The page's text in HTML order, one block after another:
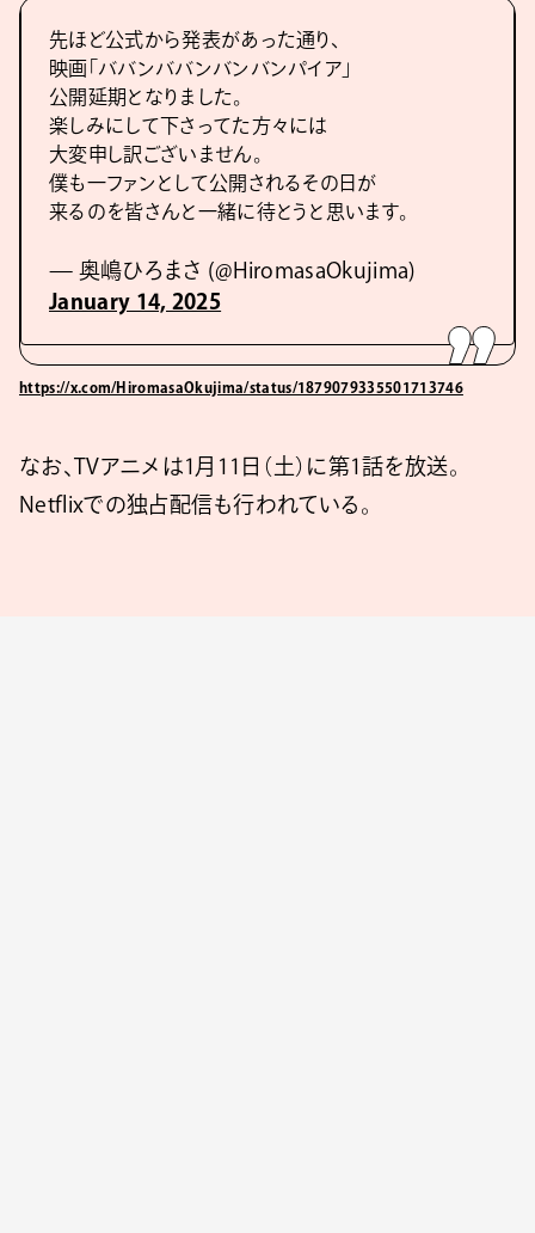
先ほど公式から発表があった通り、
映画「ババンババンバンバンパイア」
公開延期となりました。
楽しみにして下さってた方々には
大変申し訳ございません。
僕も一ファンとして公開されるその日が
来るのを皆さんと一緒に待とうと思います。
— 奥嶋ひろまさ (@HiromasaOkujima)
January 14, 2025
https://x.com/HiromasaOkujima/status/1879079335501713746
なお、TVアニメは1月11日（土）に第1話を放送。
Netflixでの独占配信も行われている。